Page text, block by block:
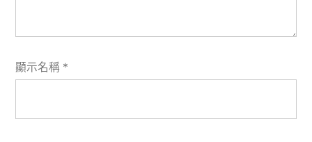
顯示名稱 *